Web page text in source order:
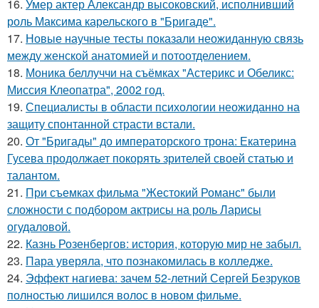
16. Умер актер Александр высоковский, исполнивший
роль Максима карельского в "Бригаде".
17. Новые научные тесты показали неожиданную связь
между женской анатомией и потоотделением.
18. Моника беллуччи на съёмках "Астерикс и Обеликс:
Миссия Клеопатра", 2002 год.
19. Специалисты в области психологии неожиданно на
защиту спонтанной страсти встали.
20. От "Бригады" до императорского трона: Екатерина
Гусева продолжает покорять зрителей своей статью и
талантом.
21. При съемках фильма "Жестокий Романс" были
сложности с подбором актрисы на роль Ларисы
огудаловой.
22. Казнь Розенбергов: история, которую мир не забыл.
23. Пара уверяла, что познакомилась в колледже.
24. Эффект нагиева: зачем 52-летний Сергей Безруков
полностью лишился волос в новом фильме.